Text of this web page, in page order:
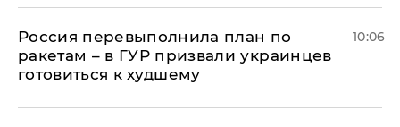
Россия перевыполнила план по
ракетам – в ГУР призвали украинцев
готовиться к худшему
10:06